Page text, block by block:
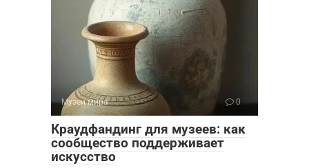
Музеи мира 0
Краудфандинг для музеев: как
сообщество поддерживает
искусство